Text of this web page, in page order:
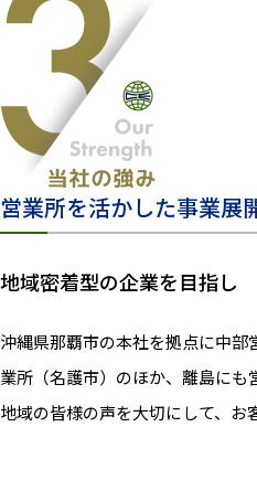
営業所を活かした事業展
地域密着型の企業を目指し
沖縄県那覇市の本社を拠点に中部
業所（名護市）のほか、離島にも
地域の皆様の声を大切にして、お